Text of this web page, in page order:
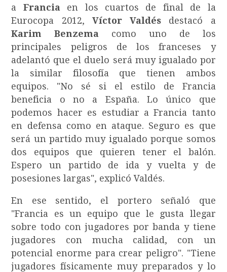
a Francia en los cuartos de final de la
Eurocopa 2012, Víctor Valdés destacó a
Karim Benzema como uno de los
principales peligros de los franceses y
adelantó que el duelo será muy igualado por
la similar filosofía que tienen ambos
equipos. "No sé si el estilo de Francia
beneficia o no a España. Lo único que
podemos hacer es estudiar a Francia tanto
en defensa como en ataque. Seguro es que
será un partido muy igualado porque somos
dos equipos que quieren tener el balón.
Espero un partido de ida y vuelta y de
posesiones largas", explicó Valdés.
En ese sentido, el portero señaló que
"Francia es un equipo que le gusta llegar
sobre todo con jugadores por banda y tiene
jugadores con mucha calidad, con un
potencial enorme para crear peligro". "Tiene
jugadores físicamente muy preparados y lo